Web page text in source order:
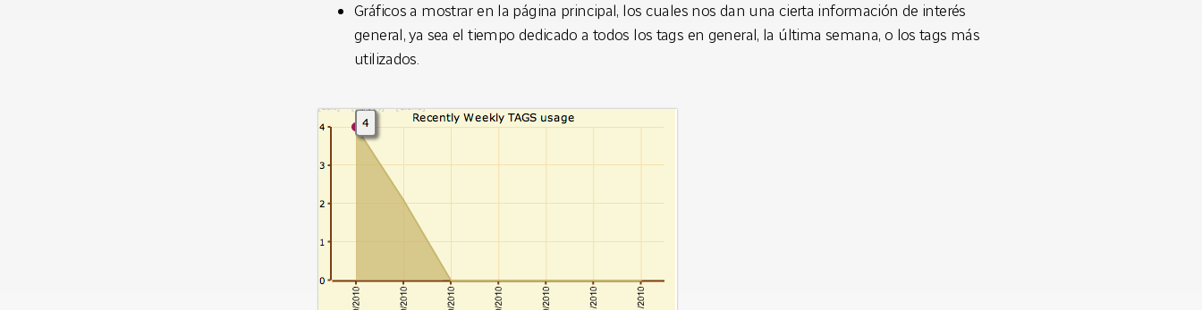
Gráficos a mostrar en la página principal, los cuales nos dan una cierta información de interés
general, ya sea el tiempo dedicado a todos los tags en general, la última semana, o los tags más
utilizados.